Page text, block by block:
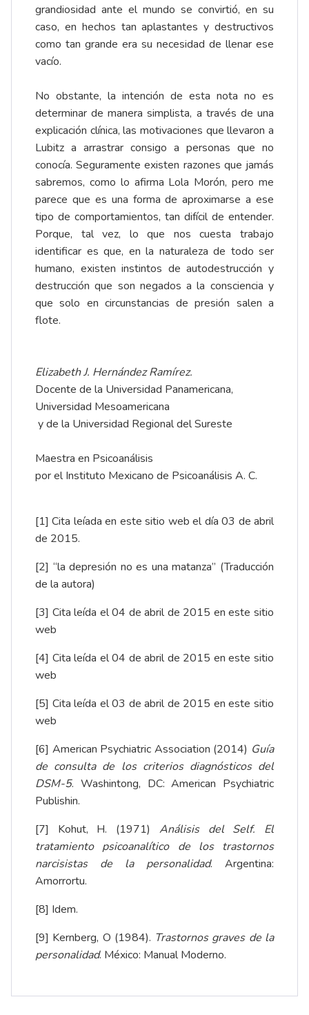
grandiosidad ante el mundo se convirtió, en su
caso, en hechos tan aplastantes y destructivos
como tan grande era su necesidad de llenar ese
vacío.
No obstante, la intención de esta nota no es
determinar de manera simplista, a través de una
explicación clínica, las motivaciones que llevaron a
Lubitz a arrastrar consigo a personas que no
conocía. Seguramente existen razones que jamás
sabremos, como lo afirma Lola Morón, pero me
parece que es una forma de aproximarse a ese
tipo de comportamientos, tan difícil de entender.
Porque, tal vez, lo que nos cuesta trabajo
identificar es que, en la naturaleza de todo ser
humano, existen instintos de autodestrucción y
destrucción que son negados a la consciencia y
que solo en circunstancias de presión salen a
flote.
Elizabeth J. Hernández Ramírez.
Docente de la Universidad Panamericana,
Universidad Mesoamericana
y de la Universidad Regional del Sureste
Maestra en Psicoanálisis
por el Instituto Mexicano de Psicoanálisis A. C.
[1] Cita leíada en este sitio web el día 03 de abril
de 2015.
[2] “la depresión no es una matanza” (Traducción
de la autora)
[3] Cita leída el 04 de abril de 2015 eneste sitio
web
[4] Cita leída el 04 de abril de 2015 eneste sitio
web
[5] Cita leída el 03 de abril de 2015 eneste sitio
web
[6] American Psychiatric Association (2014) Guía
de consulta de los criterios diagnósticos del
DSM-5. Washintong, DC: American Psychiatric
Publishin.
[7] Kohut, H. (1971) Análisis del Self. El
tratamiento psicoanalítico de los trastornos
narcisistas de la personalidad. Argentina:
Amorrortu.
[8] Idem.
[9] Kernberg, O (1984). Trastornos graves de la
personalidad. México: Manual Moderno.